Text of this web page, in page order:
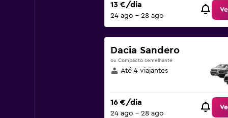
13 €/dia
24 ago – 28 ago
Dacia Sandero
ou Compacto semelhante
Até 4 viajantes
16 €/dia
24 ago – 28 ago